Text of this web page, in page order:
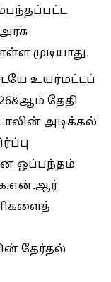
முடியாது.
உயர்மட்டப்
தேதி
அடிக்கல்
ஒப்பந்தம்
தேர்தல்